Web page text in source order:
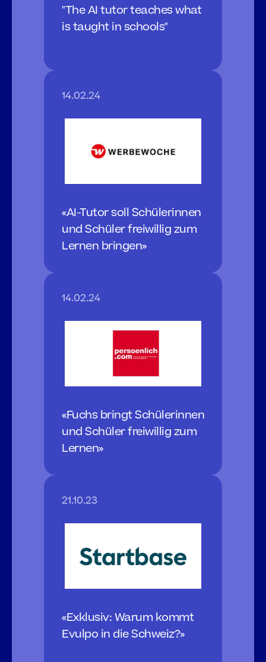
"The AI tutor teaches what
is taught in schools"
14.02.24
«AI-Tutor soll Schülerinnen
und Schüler freiwillig zum
Lernen bringen»
14.02.24
«Fuchs bringt Schülerinnen
und Schüler freiwillig zum
Lernen»
21.10.23
«Exklusiv: Warum kommt
Evulpo in die Schweiz?»